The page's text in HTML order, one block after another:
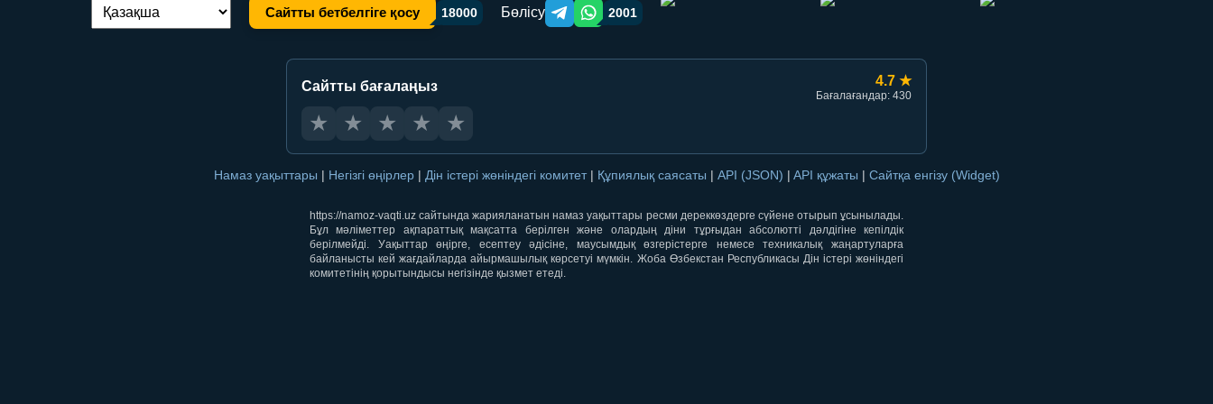
Тілді ауыстыру: Сайтты бетбелгіге қосу 18000 Бөлісу Telegram orqali ulashish
WhatsApp orqali ulashish
2001
Сайтты бағалаңыз 4.7 ★
Бағалағандар: 430
★ ★ ★ ★ ★
Намаз уақыттары | Негізгі өңірлер | Дін істері жөніндегі комитет | Құпиялық саясаты | API (JSON) | API құжаты | Сайтқа енгізу (Widget)
https://namoz-vaqti.uz сайтында жарияланатын намаз уақыттары ресми дереккөздерге сүйене отырып ұсынылады.
Бұл мәліметтер ақпараттық мақсатта берілген және олардың діни тұрғыдан абсолютті дәлдігіне кепілдік
берілмейді. Уақыттар өңірге, есептеу әдісіне, маусымдық өзгерістерге немесе техникалық жаңартуларға
байланысты кей жағдайларда айырмашылық көрсетуі мүмкін. Жоба Өзбекстан Республикасы Дін істері жөніндегі
комитетінің қорытындысы негізінде қызмет етеді.